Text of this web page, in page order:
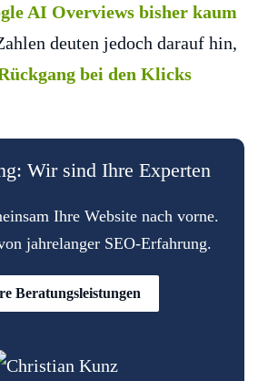
AI Overviews bisher kaum
deuten jedoch darauf hin,
bei den Klicks
Wir sind Ihre Experten
Ihre Website nach vorne.
jahrelanger SEO-Erfahrung.
Beratungsleistungen